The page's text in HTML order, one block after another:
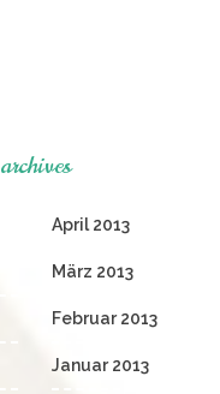
archives
April 2013
März 2013
Februar 2013
Januar 2013